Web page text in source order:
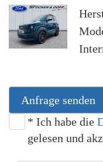
Anfrage senden
* Ich habe die
gelesen und